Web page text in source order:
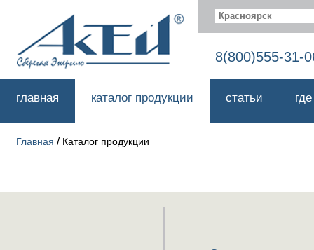
Красноярск
8(800)555-31-
главная каталог продукции статьи
Главная / Каталог продукции